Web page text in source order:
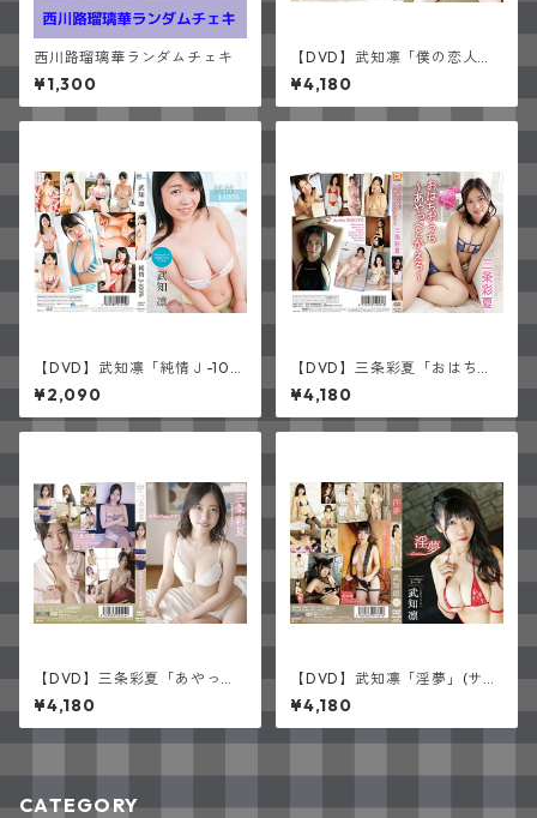
西川路瑠璃華ランダムチェキ
¥1,300
【DVD】武知凛「僕の恋人が
可愛すぎる」(サイン入り)
¥4,180
【DVD】武知凛「純情Ｊ-10
0％」(サイン入り)
¥2,090
【DVD】三条彩夏「おはちお
うち ～あやっぺとかえろ～」
(サイン入り)
¥4,180
【DVD】三条彩夏「あやっぺ
のこと、すき？」(サイン入り)
¥4,180
【DVD】武知凛「淫夢」(サイ
ン入り)
¥4,180
CATEGORY